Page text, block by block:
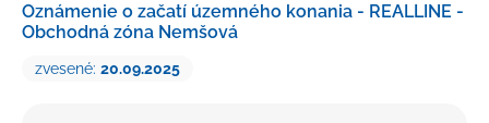
Oznámenie o začatí územného konania - REALLINE -
Obchodná zóna Nemšová
zvesené: 20.09.2025